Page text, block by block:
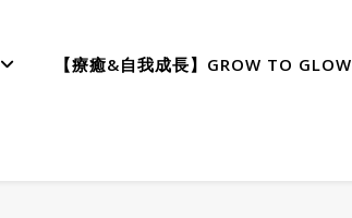
【療癒&自我成長】GROW TO GLOW